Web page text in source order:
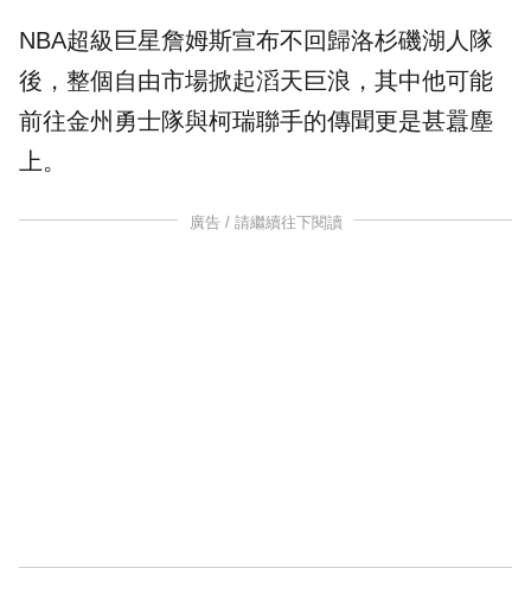
NBA超級巨星詹姆斯宣布不回歸洛杉磯湖人隊
後，整個自由市場掀起滔天巨浪，其中他可能
前往金州勇士隊與柯瑞聯手的傳聞更是甚囂塵
上。
廣告 / 請繼續往下閱讀